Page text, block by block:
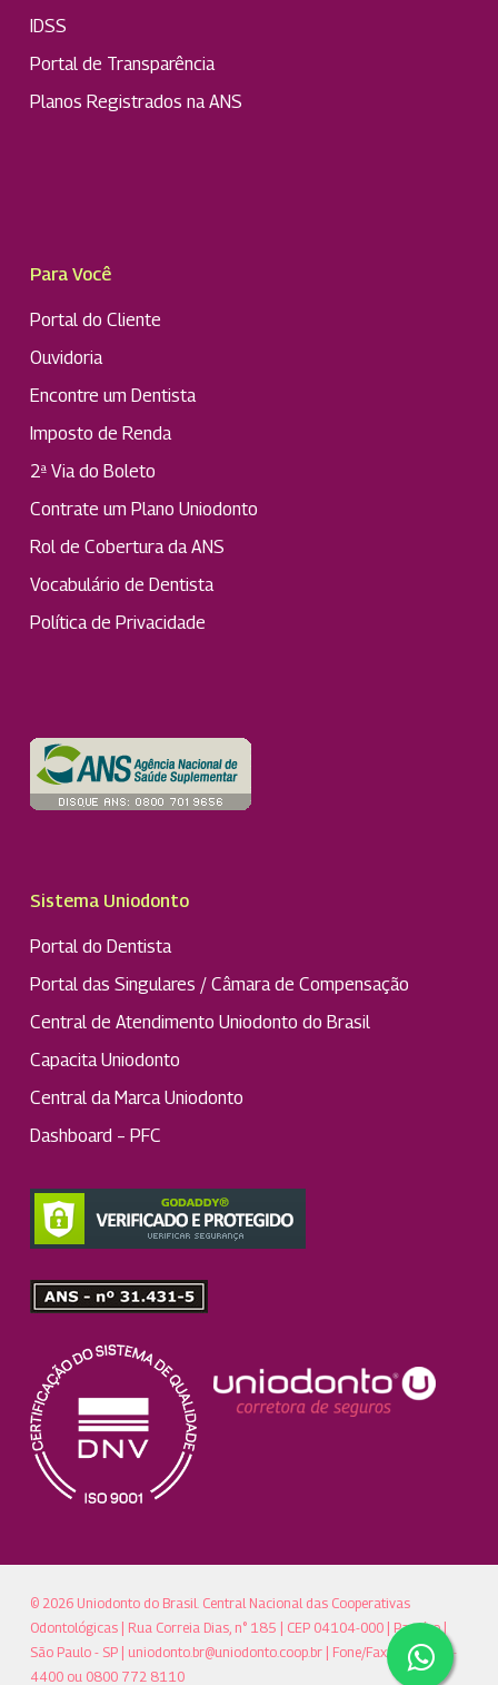
IDSS
Portal de Transparência
Planos Registrados na ANS
Para Você
Portal do Cliente
Ouvidoria
Encontre um Dentista
Imposto de Renda
2ª Via do Boleto
Contrate um Plano Uniodonto
Rol de Cobertura da ANS
Vocabulário de Dentista
Política de Privacidade
Sistema Uniodonto
Portal do Dentista
Portal das Singulares / Câmara de Compensação
Central de Atendimento Uniodonto do Brasil
Capacita Uniodonto
Central da Marca Uniodonto
Dashboard – PFC
© 2026 Uniodonto do Brasil. Central Nacional das Cooperativas
Odontológicas | Rua Correia Dias, n° 185 | CEP 04104-000 | Paraíso |
São Paulo - SP | uniodonto.br@uniodonto.coop.br| Fone/Fax: (11)5904-
4400 ou 0800 772 8110